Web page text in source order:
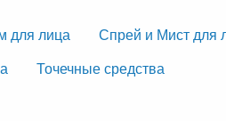
для лица Спрей и Мист для
Точечные средства